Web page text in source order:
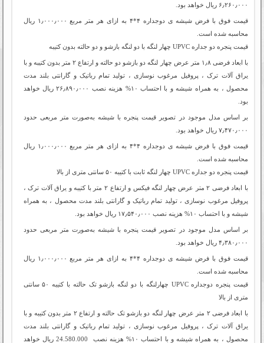
۶٫۲۶۰٫۰۰۰ ریال خواهد بود.
قیمت فوق با فرض شیشه ی دوجداره ۴*۴ به ازای هر متر مربع ۱٫۰۰۰٫۰۰۰ ریال
محاسبه شده است.
قیمت پنجره دو جداره‌ UPVC چهار لنگه با دو لنگه بازشو و دو حالته بدون کتیبه
با ابعاد فرضی ۱٫۸ متر عرض چهار لنگه دو بازشو دو حالته و ارتفاع ۲ متر بدون کتیبه و با
یراق آلات ترک ، پروفیل مرغوب نوسازی ، تولید تمام رباتیک و گارانتی بلند مدت
محصول ، به همراه شیشه و با احتساب ۱۰% هزینه نصب ۲۶٫۸۹۰٫۰۰۰ ریال خواهد
بود.
بر اساس مدل موجود در تصویر قیمت پنجره با شیشه به‌صورت متر مربعی حدود
۷٫۴۷۰٫۰۰۰ ریال خواهد بود.
قیمت فوق با فرض شیشه ی دوجداره ۴*۴ به ازای هر متر مربع ۱٫۰۰۰٫۰۰۰ ریال
محاسبه شده است.
قیمت پنجره دو جداره‌ UPVC چهار لنگه ثابت با کتیبه ۵۰ سانتی متری از بالا
با ابعاد فرضی ۲ متر عرض چهار لنگه فیکس و ارتفاع ۲ متر با کتیبه و یراق آلات ترک ،
پروفیل مرغوب نوسازی ، تولید تمام رباتیک و گارانتی بلند مدت محصول ، به همراه
شیشه و با احتساب ۱۰% هزینه نصب ۱۷٫۵۴۰٫۰۰۰ ریال خواهد بود.
بر اساس مدل موجود در تصویر قیمت پنجره با شیشه به‌صورت متر مربعی حدود
۴٫۳۸۰٫۰۰۰ ریال خواهد بود.
قیمت فوق با فرض شیشه ی دوجداره ۴*۴ به ازای هر متر مربع ۱٫۰۰۰٫۰۰۰ ریال
محاسبه شده است.
قیمت پنجره دوجداره‌ UPVC چهارلنگه با دو لنگه بازشو تک حالته با کتیبه ۵۰ سانتی
متری از بالا
با ابعاد فرضی ۲ متر عرض چهار لنگه دو بازشو تک حالته و ارتفاع ۲ متر بدون کتیبه و با
یراق آلات ترک ، پروفیل مرغوب نوسازی ، تولید تمام رباتیک و گارانتی بلند مدت
محصول ، به همراه شیشه و با احتساب ۱۰% هزینه نصب 24.580.000 ریال خواهد